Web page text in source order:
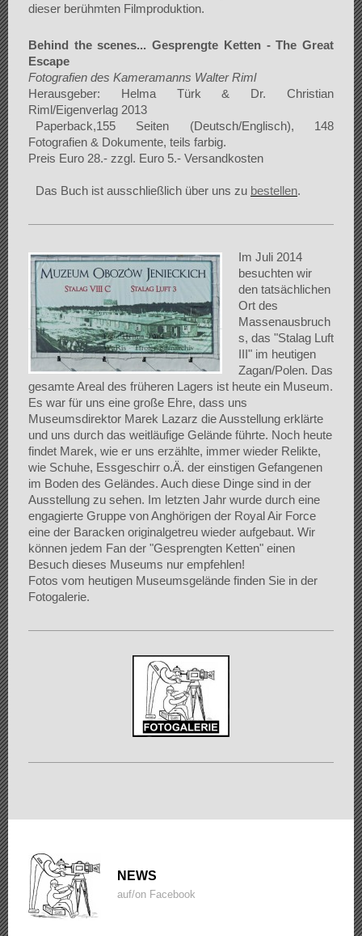
dieser berühmten Filmproduktion.
Behind the scenes... Gesprengte Ketten - The Great
Escape
Fotografien des Kameramanns Walter Riml
Herausgeber: Helma Türk & Dr. Christian
Riml/Eigenverlag 2013
Paperback,155 Seiten (Deutsch/Englisch), 148
Fotografien & Dokumente, teils farbig.
Preis Euro 28.- zzgl. Euro 5.- Versandkosten
Das Buch ist ausschließlich über uns zu bestellen.
Im Juli 2014
besuchten wir
den tatsächlichen
Ort des
Massenausbruch
s, das "Stalag Luft
III" im heutigen
Zagan/Polen. Das
gesamte Areal des früheren Lagers ist heute ein Museum.
Es war für uns eine große Ehre, dass uns
Museumsdirektor Marek Lazarz die Ausstellung erklärte
und uns durch das weitläufige Gelände führte. Noch heute
findet Marek, wie er uns erzählte, immer wieder Relikte,
wie Schuhe, Essgeschirr o.Ä. der einstigen Gefangenen
im Boden des Geländes. Auch diese Dinge sind in der
Ausstellung zu sehen. Im letzten Jahr wurde durch eine
engagierte Gruppe von Anghörigen der Royal Air Force
eine der Baracken originalgetreu wieder aufgebaut. Wir
können jedem Fan der "Gesprengten Ketten" einen
Besuch dieses Museums nur empfehlen!
Fotos vom heutigen Museumsgelände finden Sie in der
Fotogalerie.
NEWS
auf/on Facebook